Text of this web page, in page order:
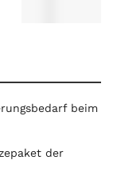
beim
der